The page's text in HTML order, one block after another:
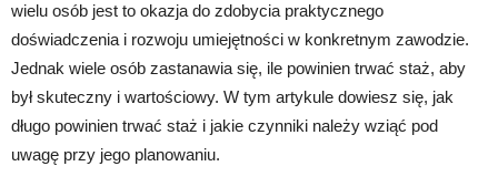
wielu osób jest to okazja do zdobycia praktycznego
doświadczenia i rozwoju umiejętności w konkretnym zawodzie.
Jednak wiele osób zastanawia się, ile powinien trwać staż, aby
był skuteczny i wartościowy. W tym artykule dowiesz się, jak
długo powinien trwać staż i jakie czynniki należy wziąć pod
uwagę przy jego planowaniu.